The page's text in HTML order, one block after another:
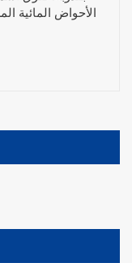
الأحواض المائية